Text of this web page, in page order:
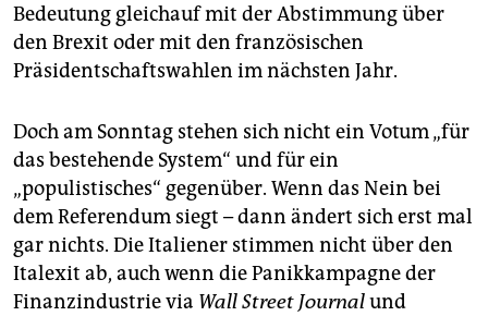
Bedeutung gleichauf mit der Abstimmung über
den Brexit oder mit den französischen
Präsidentschaftswahlen im nächsten Jahr.
Doch am Sonntag stehen sich nicht ein Votum „für
das bestehende System“ und für ein
„populistisches“ gegenüber. Wenn das Nein bei
dem Referendum siegt – dann ändert sich erst mal
gar nichts. Die Italiener stimmen nicht über den
Italexit ab, auch wenn die Panikkampagne der
Finanzindustrie via Wall Street Journalund